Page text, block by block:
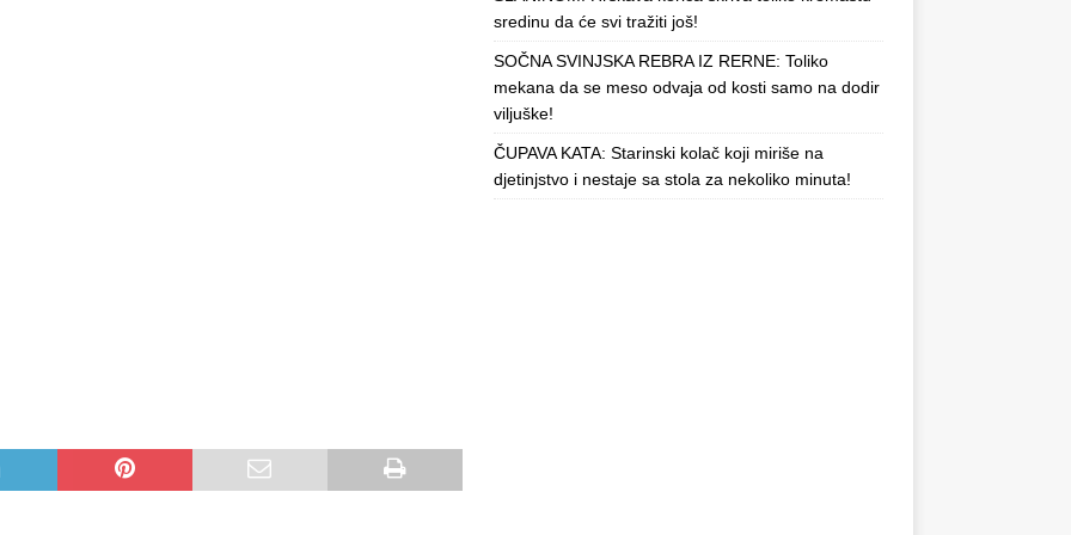
sredinu da će svi tražiti još!
SOČNA SVINJSKA REBRA IZ RERNE: Toliko
mekana da se meso odvaja od kosti samo na dodir
viljuške!
ČUPAVA KATA: Starinski kolač koji miriše na
djetinjstvo i nestaje sa stola za nekoliko minuta!